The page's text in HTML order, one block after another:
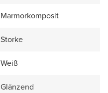
Marmorkomposit
Storke
Weiß
Glänzend